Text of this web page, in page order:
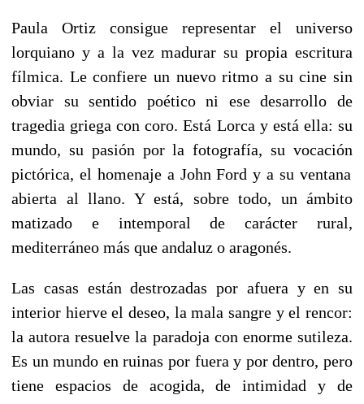
Paula Ortiz consigue representar el universo
lorquiano y a la vez madurar su propia escritura
fílmica. Le confiere un nuevo ritmo a su cine sin
obviar su sentido poético ni ese desarrollo de
tragedia griega con coro. Está Lorca y está ella: su
mundo, su pasión por la fotografía, su vocación
pictórica, el homenaje a John Ford y a su ventana
abierta al llano. Y está, sobre todo, un ámbito
matizado e intemporal de carácter rural,
mediterráneo más que andaluz o aragonés.
Las casas están destrozadas por afuera y en su
interior hierve el deseo, la mala sangre y el rencor:
la autora resuelve la paradoja con enorme sutileza.
Es un mundo en ruinas por fuera y por dentro, pero
tiene espacios de acogida, de intimidad y de